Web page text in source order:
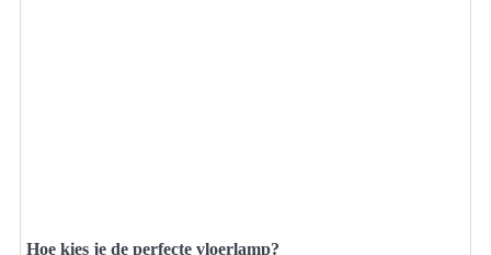
Hoe kies je de perfecte vloerlamp?